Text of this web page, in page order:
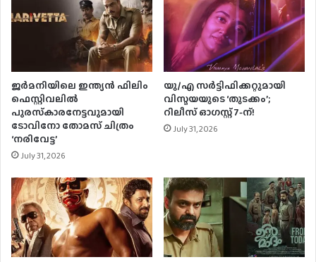
ജര്‍മനിയിലെ ഇന്ത്യന്‍ ഫിലിം
ഫെസ്റ്റിവലില്‍
പുരസ്‌കാരനേട്ടവുമായി
ടോവിനോ തോമസ് ചിത്രം
‘നരിവേട്ട’
July 31, 2026
യു/എ സർട്ടിഫിക്കറ്റുമായി
വിസ്മയയുടെ ‘തുടക്കം’;
റിലീസ് ഓഗസ്റ്റ് 7-ന്!
July 31, 2026